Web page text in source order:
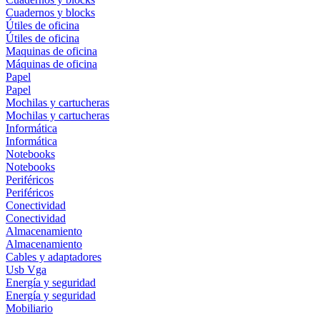
Cuadernos y blocks
Útiles de oficina
Útiles de oficina
Maquinas de oficina
Máquinas de oficina
Papel
Papel
Mochilas y cartucheras
Mochilas y cartucheras
Informática
Informática
Notebooks
Notebooks
Periféricos
Periféricos
Conectividad
Conectividad
Almacenamiento
Almacenamiento
Cables y adaptadores
Usb Vga
Energía y seguridad
Energía y seguridad
Mobiliario